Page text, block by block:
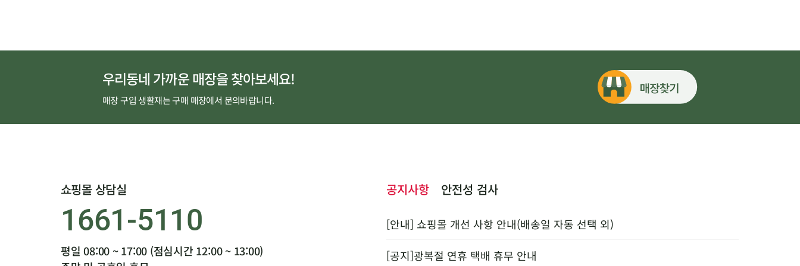
우리동네 가까운 매장을 찾아보세요!
매장 구입 생활재는 구매 매장에서 문의바랍니다.
쇼핑몰 상담실
1661-5110
평일 08:00 ~ 17:00 (점심시간 12:00 ~ 13:00)
공지사항 안전성 검사
[안내] 쇼핑몰 개선 사항 안내(배송일 자동 선택 외)
[공지]광복절 연휴 택배 휴무 안내